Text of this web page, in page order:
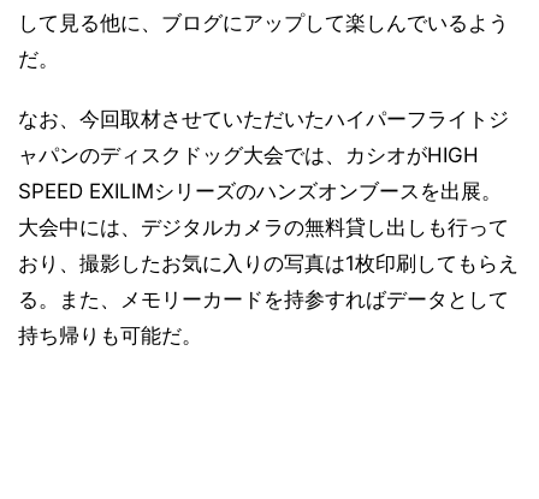
して見る他に、ブログにアップして楽しんでいるよう
だ。
なお、今回取材させていただいたハイパーフライトジ
ャパンのディスクドッグ大会では、カシオがHIGH
SPEED EXILIMシリーズのハンズオンブースを出展。
大会中には、デジタルカメラの無料貸し出しも行って
おり、撮影したお気に入りの写真は1枚印刷してもらえ
る。また、メモリーカードを持参すればデータとして
持ち帰りも可能だ。